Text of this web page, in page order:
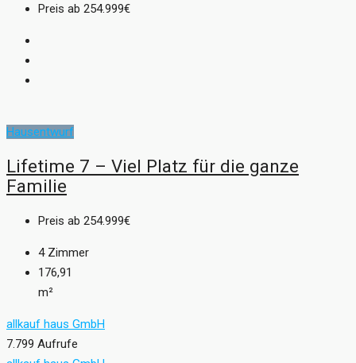
Preis ab 254.999€
Hausentwurf
Lifetime 7 – Viel Platz für die ganze
Familie
Preis ab 254.999€
4 Zimmer
176,91
m²
allkauf haus GmbH
7.799 Aufrufe